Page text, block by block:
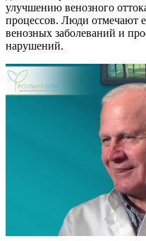
улучшению венозного
процессов. Люди отмечают
венозных заболеваний и
нарушений.